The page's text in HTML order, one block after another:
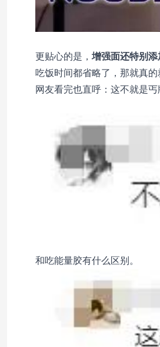
更贴心的是， 增强面还特别添
吃饭时间都省略了，那就真的
网友看完也直呼：这不就是丐
和吃能量胶有什么区别。